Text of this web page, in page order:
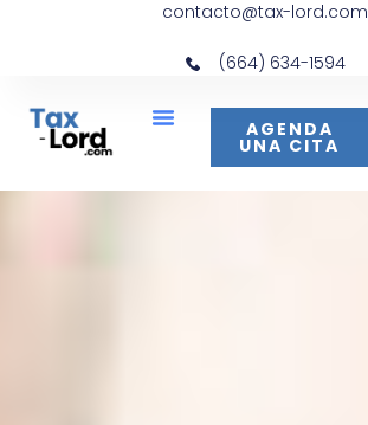
contacto@tax-lord.com
(664) 634-1594
AGENDA
UNA CITA